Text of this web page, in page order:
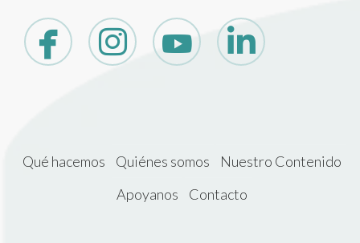
Qué hacemos Quiénes somos
Nuestro Contenido
Apoyanos
Contacto